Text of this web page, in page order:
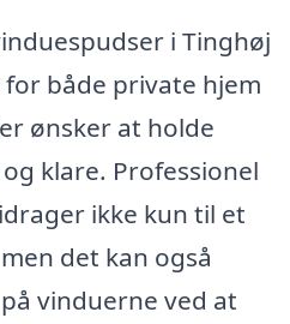
i Tinghøj
både private hjem
ønsker at holde
klare. Professionel
ikke kun til et
det kan også
vinduerne ved at